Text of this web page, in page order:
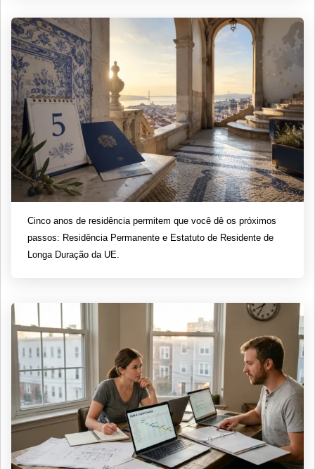
Cinco anos de residência permitem que você dê os próximos
passos: Residência Permanente e Estatuto de Residente de
Longa Duração da UE.